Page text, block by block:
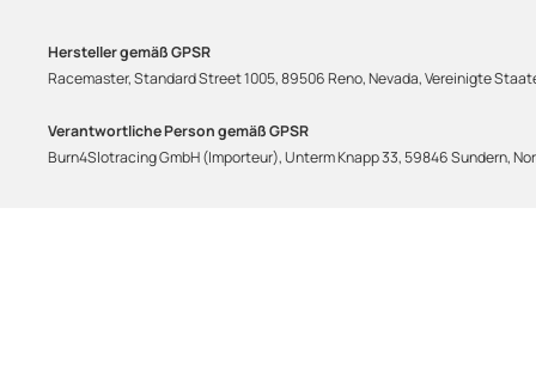
Hersteller gemäß GPSR
Racemaster, Standard Street 1005, 89506 Reno, Nevada, Vereinigte
Verantwortliche Person gemäß GPSR
Burn4Slotracing GmbH (Importeur), Unterm Knapp 33, 59846 Sundern,